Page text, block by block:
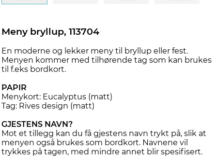
Meny bryllup, 113704
En moderne og lekker meny til bryllup eller fest.
Menyen kommer med tilhørende tag som kan brukes
til f.eks bordkort.
PAPIR
Menykort: Eucalyptus (matt)
Tag: Rives design (matt)
GJESTENS NAVN?
Mot et tillegg kan du få gjestens navn trykt på, slik at
menyen også brukes som bordkort. Navnene vil
trykkes på tagen, med mindre annet blir spesifisert.